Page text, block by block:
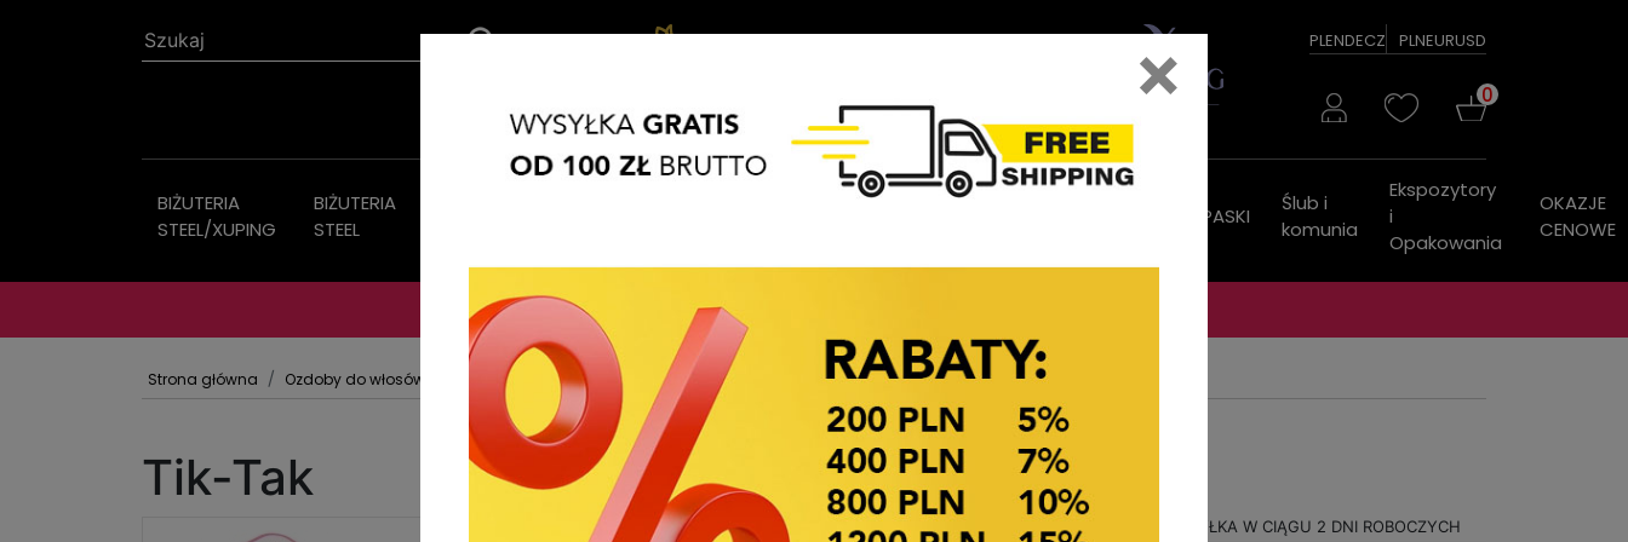
PLENDECZ PLNEURUSD
0
BIŻUTERIA
STEEL/XUPING
BIŻUTERIA
STEEL
Ozdoby
Akcesoria
PASKI
Ślub i
komunia
Ekspozytory
i
Opakowania
OKAZJE
CENOWE
OKAZJE CENOWE! OKAZJE CENOWE!
Strona główna Ozdoby do włosów TIK TAKI Z OZDOBĄ
Tik-Tak
Dostępność:
WYSYŁKA W CIĄGU 2 DNI ROBOCZYCH
×